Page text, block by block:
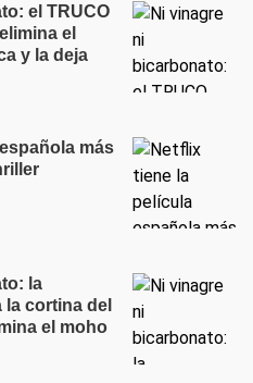
el TRUCO
el
y la deja
más
la
la cortina del
el moho